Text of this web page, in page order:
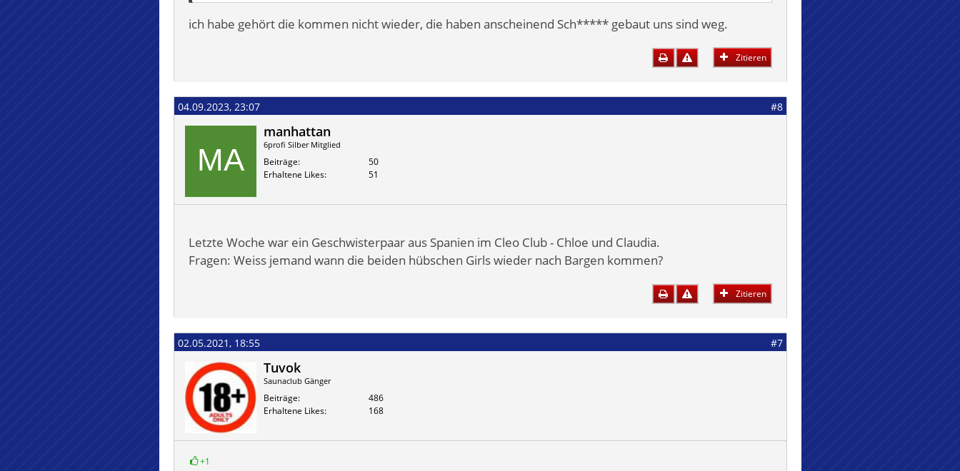
ich habe gehört die kommen nicht wieder, die haben anscheinend Sch***** gebaut uns sind weg.
Zitieren
04.09.2023, 23:07 #8
manhattan
6profi Silber Mitglied
Beiträge
50
Erhaltene Likes
51
Letzte Woche war ein Geschwisterpaar aus Spanien im Cleo Club - Chloe und Claudia.
Fragen: Weiss jemand wann die beiden hübschen Girls wieder nach Bargen kommen?
Zitieren
02.05.2021, 18:55 #7
Tuvok
Saunaclub Gänger
Beiträge
486
Erhaltene Likes
168
+1